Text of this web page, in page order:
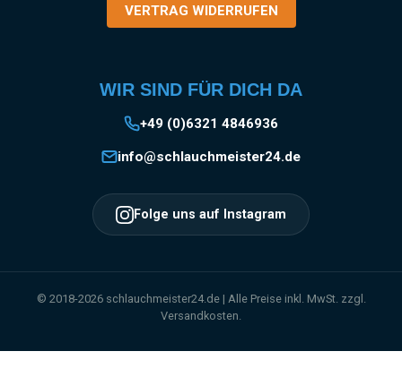
VERTRAG WIDERRUFEN
WIR SIND FÜR DICH DA
+49 (0)6321 4846936
info@schlauchmeister24.de
Folge uns auf Instagram
© 2018-2026 schlauchmeister24.de | Alle Preise inkl. MwSt. zzgl.
Versandkosten.